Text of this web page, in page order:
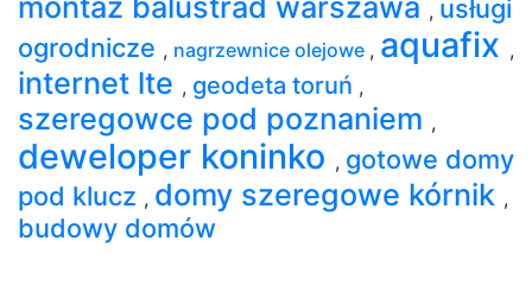
, usługi
ogrodnicze , nagrzewnice olejowe , aquafix ,
internet lte , geodeta toruń ,
szeregowce pod poznaniem ,
deweloper koninko , gotowe domy
pod klucz , domy szeregowe kórnik ,
budowy domów